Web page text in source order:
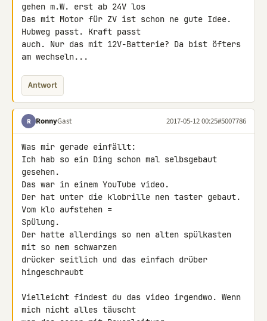
gehen m.W. erst ab 24V los
Das mit Motor für ZV ist schon ne gute Idee.
Hubweg passt. Kraft passt
auch. Nur das mit 12V-Batterie? Da bist öfters
am wechseln...
Antwort
R RonnyGast 2017-05-12 00:25#5007786
Was mir gerade einfällt:
Ich hab so ein Ding schon mal selbsgebaut
gesehen.
Das war in einem YouTube video.
Der hat unter die klobrille nen taster gebaut.
Vom klo aufstehen =
Spülung.
Der hatte allerdings so nen alten spülkasten
mit so nem schwarzen
drücker seitlich und das einfach drüber
hingeschraubt
Vielleicht findest du das video irgendwo. Wenn
mich nicht alles täuscht